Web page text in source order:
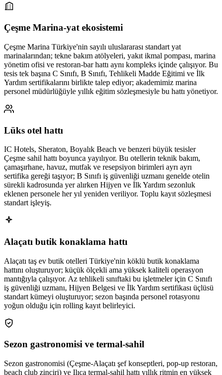
Çeşme Marina-yat ekosistemi
Çeşme Marina Türkiye'nin sayılı uluslararası standart yat
marinalarından; tekne bakım atölyeleri, yakıt ikmal pompası, marina
yönetim ofisi ve restoran-bar hattı aynı kompleks içinde çalışıyor. Bu
tesis tek başına C Sınıfı, B Sınıfı, Tehlikeli Madde Eğitimi ve İlk
Yardım sertifikalarını birlikte talep ediyor; akademimiz marina
personel müdürlüğüyle yıllık eğitim sözleşmesiyle bu hattı yönetiyor.
Lüks otel hattı
IC Hotels, Sheraton, Boyalık Beach ve benzeri büyük tesisler
Çeşme sahil hattı boyunca yayılıyor. Bu otellerin teknik bakım,
çamaşırhane, havuz, mutfak ve resepsiyon birimleri ayrı ayrı
sertifika gereği taşıyor; B Sınıfı iş güvenliği uzmanı genelde otelin
sürekli kadrosunda yer alırken Hijyen ve İlk Yardım sezonluk
eklenen personele her yıl yeniden veriliyor. Toplu kayıt sözleşmesi
standart işleyiş.
Alaçatı butik konaklama hattı
Alaçatı taş ev butik otelleri Türkiye'nin köklü butik konaklama
hattını oluşturuyor; küçük ölçekli ama yüksek kaliteli operasyon
mantığıyla çalışıyor. Az tehlikeli sınıftaki bu işletmeler için C Sınıfı
iş güvenliği uzmanı, Hijyen Belgesi ve İlk Yardım sertifikası üçlüsü
standart kümeyi oluşturuyor; sezon başında personel rotasyonu
yoğun olduğu için rolling kayıt belirleyici.
Sezon gastronomisi ve termal-sahil
Sezon gastronomisi (Çeşme-Alaçatı şef konseptleri, pop-up restoran,
beach club zinciri) ve Ilıca termal-sahil hattı yıllık ritmin en yüksek